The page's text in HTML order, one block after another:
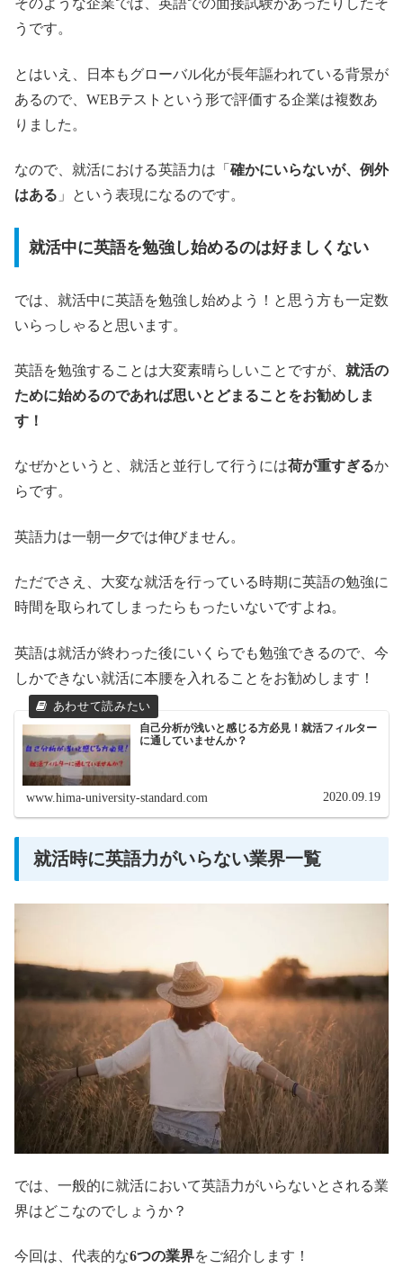
そのような企業では、英語での面接試験があったりしたそ
うです。
とはいえ、日本もグローバル化が長年謳われている背景が
あるので、WEBテストという形で評価する企業は複数あ
りました。
なので、就活における英語力は「 確かにいらないが、例外
はある 」という表現になるのです。
就活中に英語を勉強し始めるのは好ましくない
では、就活中に英語を勉強し始めよう！と思う方も一定数
いらっしゃると思います。
英語を勉強することは大変素晴らしいことですが、 就活の
ために始めるのであれば思いとどまることをお勧めしま
す！
なぜかというと、就活と並行して行うには荷が重すぎるか
らです。
英語力は一朝一夕では伸びません。
ただでさえ、大変な就活を行っている時期に英語の勉強に
時間を取られてしまったらもったいないですよね。
英語は就活が終わった後にいくらでも勉強できるので、今
しかできない就活に本腰を入れることをお勧めします！
自己分析が浅いと感じる方必見！就活フィルター
に通していませんか？
www.hima-university-standard.com 2020.09.19
就活時に英語力がいらない業界一覧
では、一般的に就活において英語力がいらないとされる業
界はどこなのでしょうか？
今回は、代表的な6つの業界をご紹介します！